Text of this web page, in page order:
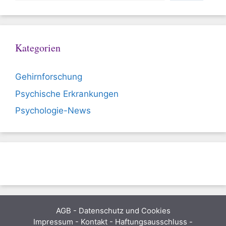
Kategorien
Gehirnforschung
Psychische Erkrankungen
Psychologie-News
AGB - Datenschutz und Cookies
Impressum - Kontakt - Haftungsausschluss -